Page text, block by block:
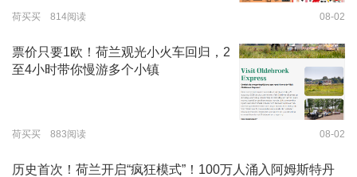
荷买买 814阅读 08-02
票价只要1欧！荷兰观光小火车回归，2
至4小时带你慢游多个小镇
荷买买 883阅读 08-02
历史首次！荷兰开启“疯狂模式”！100万人涌入阿姆斯特丹